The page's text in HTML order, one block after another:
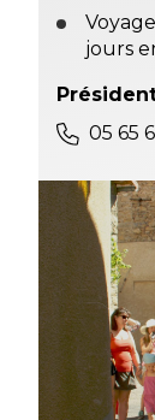
jours
05 65